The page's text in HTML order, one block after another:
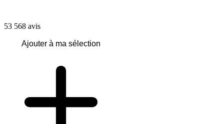
53 568 avis
Ajouter à ma sélection